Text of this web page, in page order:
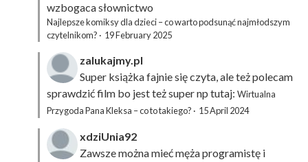
wzbogaca słownictwo
Najlepsze komiksy dla dzieci – co warto podsunąć najmłodszym
czytelnikom? · 19 February 2025
zalukajmy.pl
Super książka fajnie się czyta, ale też polecam
sprawdzić film bo jest też super np tutaj: Wirtualna
Przygoda Pana Kleksa – co to takiego? · 15 April 2024
xdziUnia92
Zawsze można mieć męża programistę i